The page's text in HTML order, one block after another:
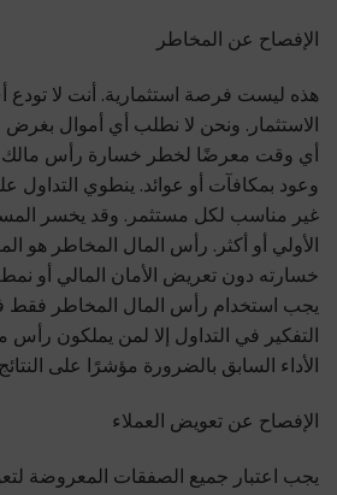
الإفصاح عن المخاطر
هذه ليست فرصة استثمارية. أنت لا
الاستثمار. ونحن لا نطلب أي أموال بغرض
أي وقت معرضًا لخطر خسارة رأس مالك
وعود بمكافآت أو عوائد. ينطوي التداول
غير مناسب لكل مستثمر. وقد يخسر
الأولي أو أكثر. رأس المال المخاطر هو
خسارته دون تعريض الأمان المالي أو نمط
يجب استخدام رأس المال المخاطر فقط
التفكير في التداول إلا لمن يملكون رأس
الأداء السابق بالضرورة مؤشرًا على
الإفصاح عن تعويض العملاء
يجب اعتبار جميع الصفقات المعروضة